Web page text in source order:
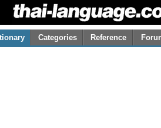
Categories Reference